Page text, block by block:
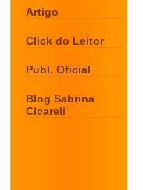
Artigo
Click do Leitor
Publ. Oficial
Blog Sabrina
Cicareli